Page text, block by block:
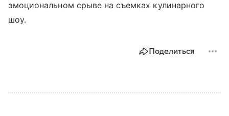
эмоциональном срыве на съемках кулинарного
шоу.
Поделиться